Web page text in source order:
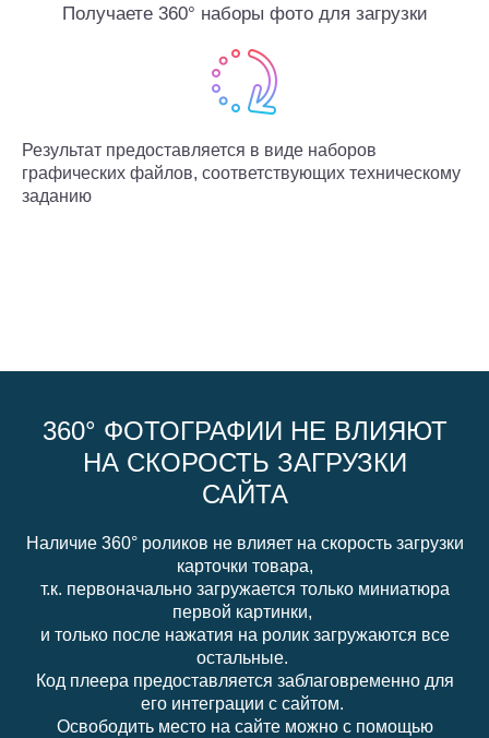
Получаете 360° наборы фото для загрузки
Результат предоставляется в виде наборов
графических файлов, соответствующих техническому
заданию
360° ФОТОГРАФИИ НЕ ВЛИЯЮТ
НА СКОРОСТЬ ЗАГРУЗКИ
САЙТА
Наличие 360° роликов не влияет на скорость загрузки
карточки товара,
т.к. первоначально загружается только миниатюра
первой картинки,
и только после нажатия на ролик загружаются все
остальные.
Код плеера предоставляется заблаговременно для
его интеграции с сайтом.
Освободить место на сайте можно с помощью